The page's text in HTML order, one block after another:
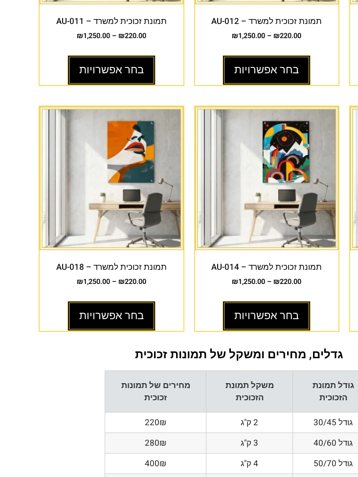
תמונת זכוכית למשרד – AU-012
₪220.00
–
₪1,250.00
בחר אפשרויות
תמונת זכוכית למשרד – AU-011
₪220.00
–
₪1,250.00
בחר אפשרויות
תמונת זכוכית למשרד – AU-014
₪220.00
–
₪1,250.00
בחר אפשרויות
תמונת זכוכית למשרד – AU-018
₪220.00
–
₪1,250.00
בחר אפשרויות
גדלים, מחירים ומשקל של תמונות זכוכית
גודל תמונת
הזכוכית
משקל תמונת
הזכוכית
מחירים של תמונות
זכוכית
גודל 30/45 2 ק"ג
220₪
גודל 40/60
3 ק"ג
280₪
גודל 50/70
4 ק"ג
400₪